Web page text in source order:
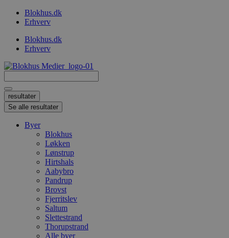
VidereBlokhus.dk
Erhverv
Blokhus.dk
Erhverv
...
resultater
Se alle resultater
Byer
Blokhus
Løkken
Lønstrup
Hirtshals
Aabybro
Pandrup
Brovst
Fjerritslev
Saltum
Slettestrand
Thorupstrand
Alle byer